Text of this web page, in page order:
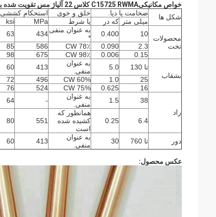
خواص مکانیکیC15725 RWMA کلاس 22 آلیاژ مس تقویت شده با پراکندگی:
شکل ها
ضخامت یا دیا. خلق و خوی استحکام کششی
میلی متر
که در یا شرط MPa
ksi
محصولات
تخت
10
0.400
به عنوان منفی
*
434
63
2.3
0.090 CW 78٪ 586
85
0.15
0.006 CW 98٪ 675
98
بشقاب
تا 130 5.0
به عنوان
منفی.
413
60
25
1.0
CW 60%
496
72
16
0.625
CW 75%
524
76
راد
38
1.5
به عنوان
منفی.
-
64
6.4
0.25
همانطور که
کشیده شده
است
551
80
دور تا 760 30
به عنوان
منفی.
413
60
عکس محصول: